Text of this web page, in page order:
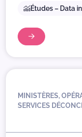
Études – Data
MINISTÈRES,
SERVICES